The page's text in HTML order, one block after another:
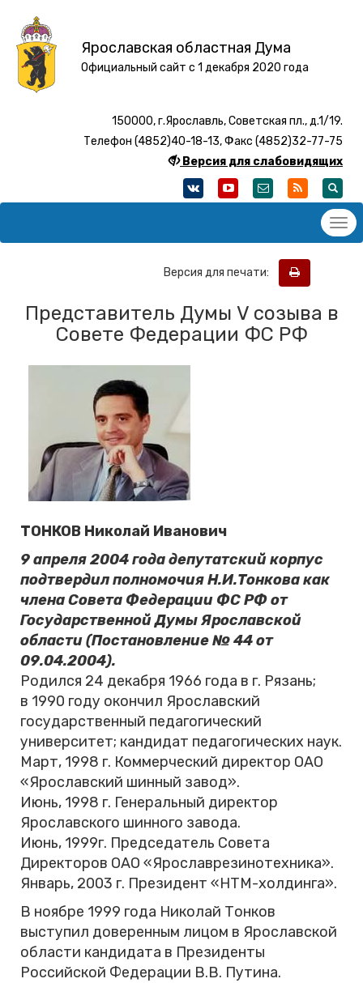
Ярославская областная Дума
Официальный сайт с 1 декабря 2020 года
150000, г.Ярославль, Советская пл., д.1/19.
Телефон (4852)40-18-13, Факс (4852)32-77-75
Версия для слабовидящих
Версия для печати:
Представитель Думы V созыва в
Совете Федерации ФС РФ
ТОНКОВ Николай Иванович
9 апреля 2004 года депутатский корпус
подтвердил полномочия Н.И.Тонкова как
члена Совета Федерации ФС РФ от
Государственной Думы Ярославской
области (Постановление № 44 от
09.04.2004).
Родился 24 декабря 1966 года в г. Рязань;
в 1990 году окончил Ярославский
государственный педагогический
университет; кандидат педагогических наук.
Март, 1998 г. Коммерческий директор ОАО
«Ярославский шинный завод».
Июнь, 1998 г. Генеральный директор
Ярославского шинного завода.
Июнь, 1999г. Председатель Совета
Директоров ОАО «Ярославрезинотехника».
Январь, 2003 г. Президент «НТМ-холдинга».
В ноябре 1999 года Николай Тонков
выступил доверенным лицом в Ярославской
области кандидата в Президенты
Российской Федерации В.В. Путина.